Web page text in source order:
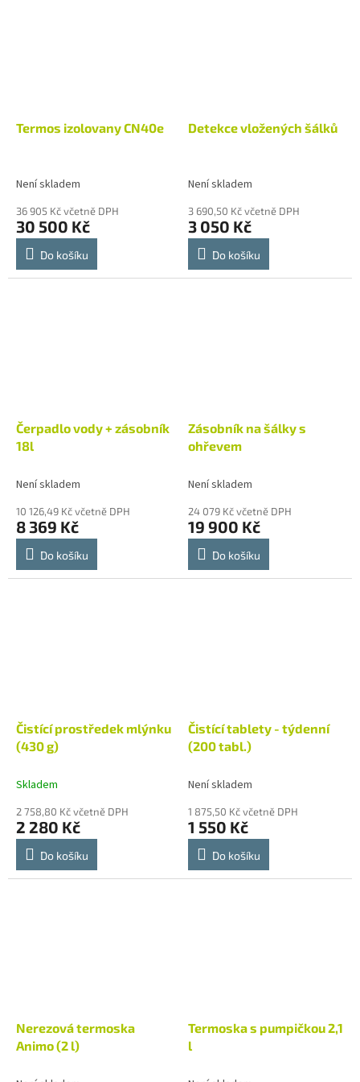
Termos izolovany CN40e
Není skladem
36 905 Kč včetně DPH
30 500 Kč
Do košíku
Detekce vložených šálků
Není skladem
3 690,50 Kč včetně DPH
3 050 Kč
Do košíku
Čerpadlo vody + zásobník
18l
Není skladem
10 126,49 Kč včetně DPH
8 369 Kč
Do košíku
Zásobník na šálky s
ohřevem
Není skladem
24 079 Kč včetně DPH
19 900 Kč
Do košíku
Čistící prostředek mlýnku
(430 g)
Skladem
2 758,80 Kč včetně DPH
2 280 Kč
Do košíku
Čistící tablety - týdenní
(200 tabl.)
Není skladem
1 875,50 Kč včetně DPH
1 550 Kč
Do košíku
Nerezová termoska
Animo (2 l)
Termoska s pumpičkou 2,1
l